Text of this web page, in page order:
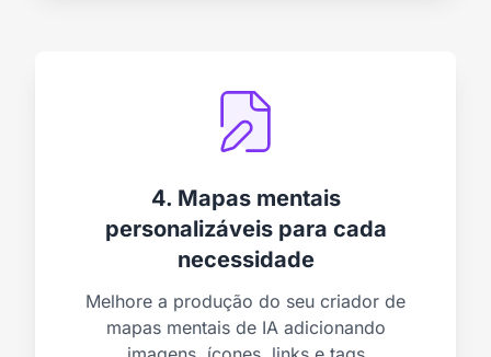
4. Mapas mentais
personalizáveis para cada
necessidade
Melhore a produção do seu criador de
mapas mentais de IA adicionando